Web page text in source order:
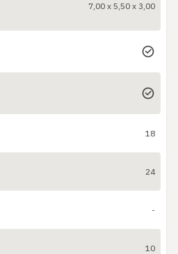
7,00 x 5,50 x 3,00
18
24
-
10